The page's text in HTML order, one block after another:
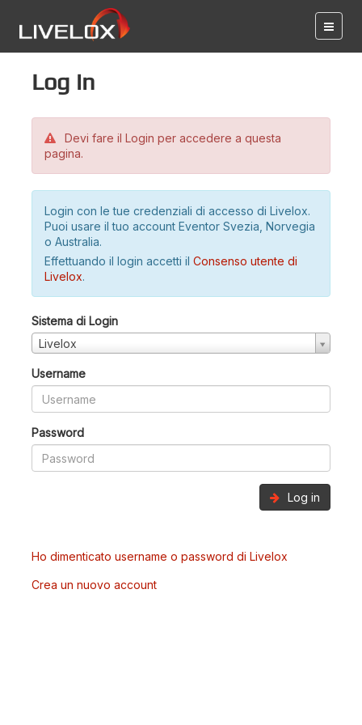
Log in
Devi fare il Login per accedere a questa
pagina.
Login con le tue credenziali di accesso di Livelox.
Puoi usare il tuo account Eventor Svezia, Norvegia
o Australia.
Effettuando il login accetti il Consenso utente di
Livelox.
Sistema di Login
Livelox
Username
Password
Log in
Ho dimenticato username o password di Livelox
Crea un nuovo account